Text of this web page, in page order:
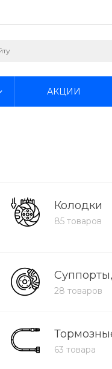
АКЦИИ
Колодки
85 товаров
28 товаров
63 товара